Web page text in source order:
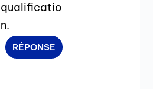
qualificatio
n.
RÉPONSE